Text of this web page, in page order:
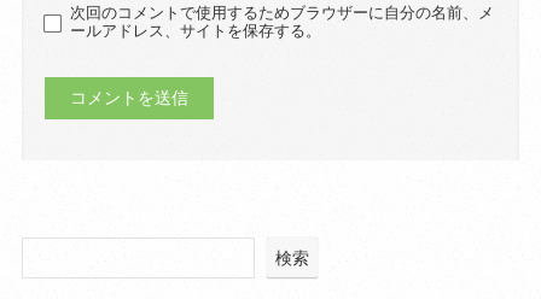
次回のコメントで使用するためブラウザーに自分の名前、メ
ールアドレス、サイトを保存する。
検索